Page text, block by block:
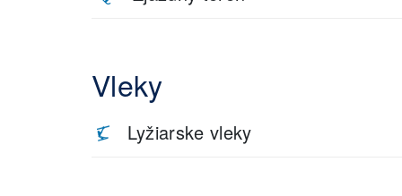
Vleky
Lyžiarske vleky